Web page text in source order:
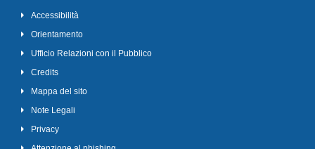
Accessibilità
Orientamento
Ufficio Relazioni con il Pubblico
Credits
Mappa del sito
Note Legali
Privacy